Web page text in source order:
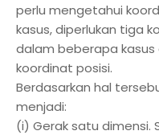
perlu mengetahui
kasus, diperlukan tiga
dalam beberapa
koordinat posisi.
Berdasarkan hal
menjadi:
(i) Gerak satu dimensi.